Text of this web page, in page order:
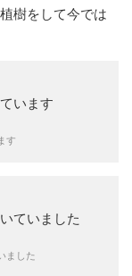
樹をして今では
す
ました